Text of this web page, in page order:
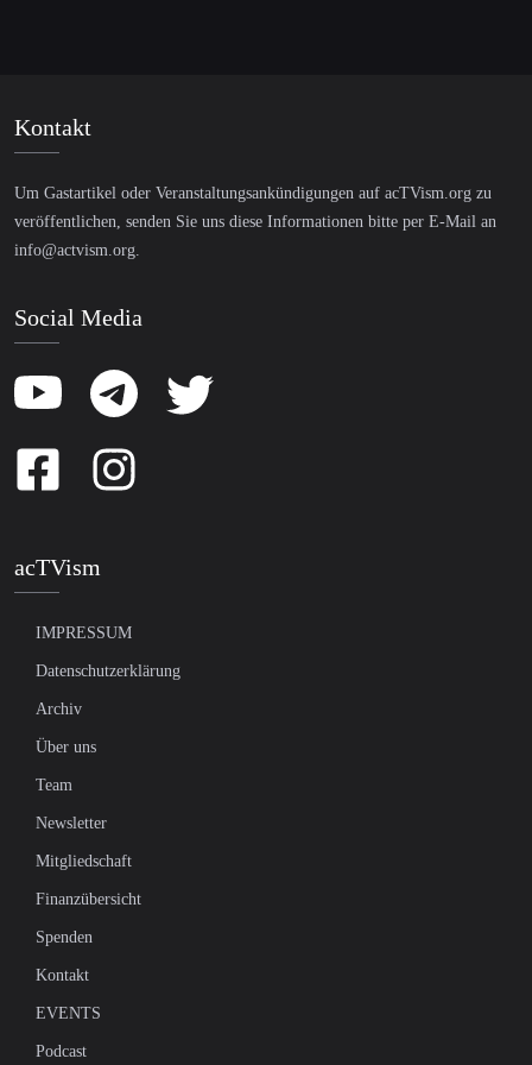
Kontakt
Um Gastartikel oder Veranstaltungsankündigungen auf acTVism.org zu
veröffentlichen, senden Sie uns diese Informationen bitte per E-Mail an
info@actvism.org.
Social Media
acTVism
IMPRESSUM
Datenschutzerklärung
Archiv
Über uns
Team
Newsletter
Mitgliedschaft
Finanzübersicht
Spenden
Kontakt
EVENTS
Podcast